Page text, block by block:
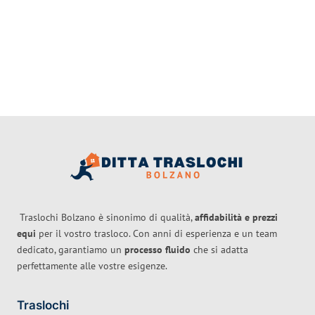
Traslochi Bolzano è sinonimo di qualità,affidabilità e prezzi
equi per il vostro trasloco. Con anni di esperienza e un team
dedicato, garantiamo un processo fluido che si adatta
perfettamente alle vostre esigenze.
Traslochi